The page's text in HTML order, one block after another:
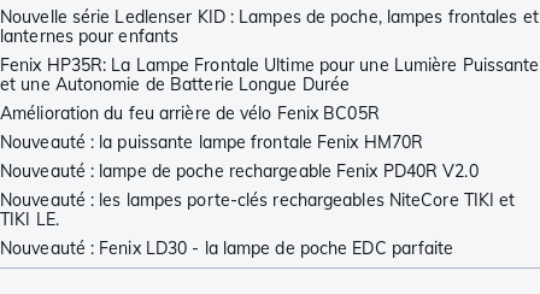
Nouvelle série Ledlenser KID : Lampes de poche, lampes frontales et
lanternes pour enfants
Fenix HP35R: La Lampe Frontale Ultime pour une Lumière Puissante
et une Autonomie de Batterie Longue Durée
Amélioration du feu arrière de vélo Fenix BC05R
Nouveauté : la puissante lampe frontale Fenix HM70R
Nouveauté : lampe de poche rechargeable Fenix PD40R V2.0
Nouveauté : les lampes porte-clés rechargeables NiteCore TIKI et
TIKI LE.
Nouveauté : Fenix LD30 - la lampe de poche EDC parfaite